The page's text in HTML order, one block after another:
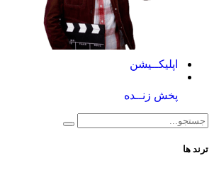
اپلیکــیشن
پخش زنــده
ترند ها